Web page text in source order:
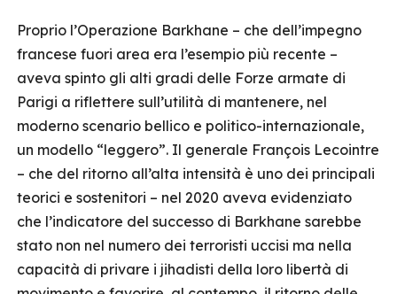
Proprio l’Operazione Barkhane – che dell’impegno
francese fuori area era l’esempio più recente –
aveva spinto gli alti gradi delle Forze armate di
Parigi a riflettere sull’utilità di mantenere, nel
moderno scenario bellico e politico-internazionale,
un modello “leggero”. Il generale François Lecointre
– che del ritorno all’alta intensità è uno dei principali
teorici e sostenitori – nel 2020 aveva evidenziato
che l’indicatore del successo di Barkhane sarebbe
stato non nel numero dei terroristi uccisi ma nella
capacità di privare i jihadisti della loro libertà di